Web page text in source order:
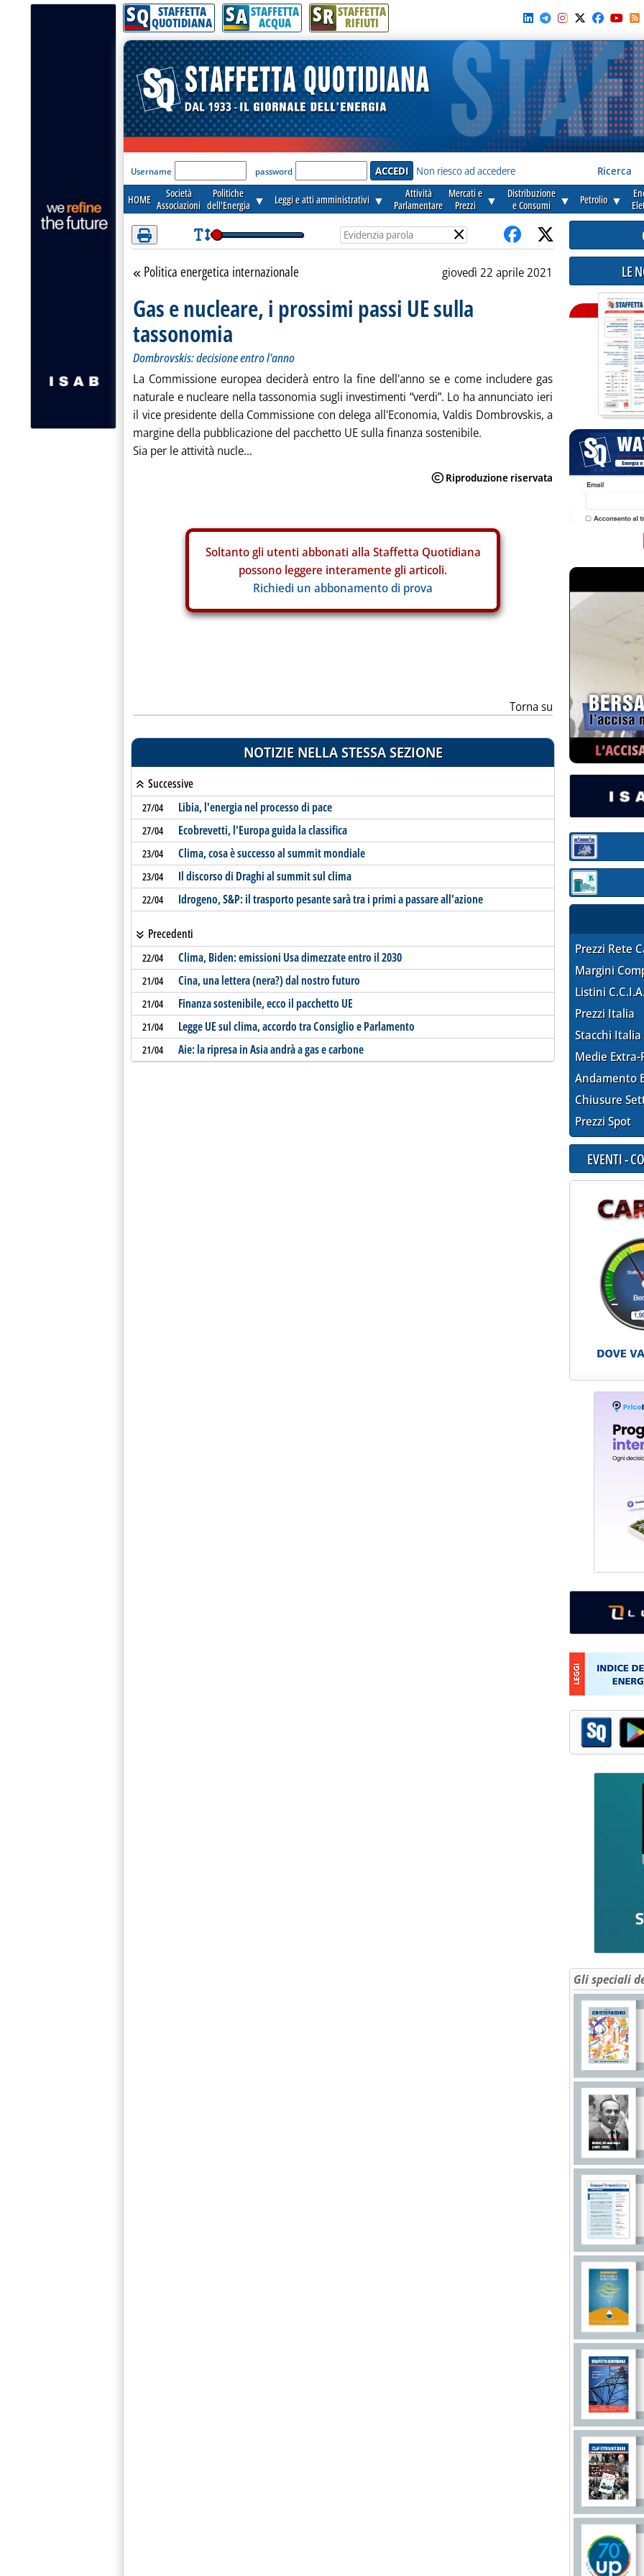
Attenzione! Esegui l'accesso per lèggere interamente la notizia.
SQ STAFFETTA
QUOTIDIANA SA STAFFETTA
ACQUA SR STAFFETTA
RIFIUTI
'Modulo Login per accedere'
Username password Non riesco ad accedere Ricerca
HOME
Società
Associazioni
Politiche
dell'Energia ▼ Leggi e atti amministrativi ▼
Attività
Parlamentare
Mercati e
Prezzi
▼
Distribuzione
e Consumi
▼ Petrolio ▼
×
Torna alla sezione
Politica energetica internazionale giovedì 22 aprile 2021
Gas e nucleare, i prossimi passi UE sulla
tassonomia
Dombrovskis: decisione entro l'anno
La Commissione europea deciderà entro la fine dell'anno se e come includere gas
naturale e nucleare nella tassonomia sugli investimenti “verdi”. Lo ha annunciato ieri
il vice presidente della Commissione con delega all'Economia, Valdis Dombrovskis, a
margine della pubblicazione del pacchetto UE sulla finanza sostenibile.
Sia per le attività nucle...
Soltanto gli utenti abbonati alla Staffetta Quotidiana
possono leggere interamente gli articoli.
Richiedi un abbonamento di prova
Torna su
NOTIZIE NELLA STESSA SEZIONE
Successive
27/04 Libia, l'energia nel processo di pace
27/04 Ecobrevetti, l'Europa guida la classifica
23/04 Clima, cosa è successo al summit mondiale
23/04 Il discorso di Draghi al summit sul clima
22/04 Idrogeno, S&P: il trasporto pesante sarà tra i primi a passare all'azione
Precedenti
22/04 Clima, Biden: emissioni Usa dimezzate entro il 2030
21/04 Cina, una lettera (nera?) dal nostro futuro
21/04 Finanza sostenibile, ecco il pacchetto UE
21/04 Legge UE sul clima, accordo tra Consiglio e Parlamento
21/04 Aie: la ripresa in Asia andrà a gas e carbone
LE
Sezione:
Sezione:
Prezzi Rete
Margini
Listini
Prezzi Italia
Stacchi Italia
Medie Extra-
Andamento
Chiusure
Prezzi Spot
EVENTI -
Gli speciali